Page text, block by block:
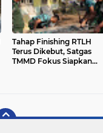
Tahap Finishing RTLH
Terus Dikebut, Satgas
TMMD Fokus Siapkan